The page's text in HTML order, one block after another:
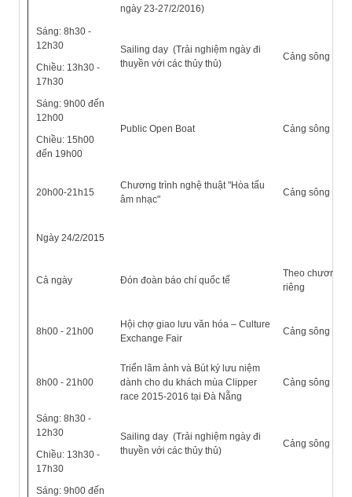
ngày 23-27/2/2016)
Sáng: 8h30 -
12h30
Sailing day (Trải nghiệm ngày đi
thuyền với các thủy thủ)
Cảng sông Hàn
Chiều: 13h30 -
17h30
Sáng: 9h00 đến
12h00
Public Open Boat
Cảng sông Hàn
Chiều: 15h00
đến 19h00
20h00-21h15
Chương trình nghệ thuật "Hòa tấu
âm nhạc"
Cảng sông Hàn
Ngày 24/2/2015
Cả ngày Đón đoàn báo chí quốc tế
Theo chương
riêng
8h00 - 21h00
Hội chợ giao lưu văn hóa – Culture
Exchange Fair
Cảng sông Hàn
8h00 - 21h00
Triển lãm ảnh và Bút ký lưu niệm
dành cho du khách mùa Clipper
race 2015-2016 tại Đà Nẵng
Cảng sông Hàn
Sáng: 8h30 -
12h30
Sailing day (Trải nghiệm ngày đi
thuyền với các thủy thủ)
Cảng sông Hàn
Chiều: 13h30 -
17h30
Sáng: 9h00 đến